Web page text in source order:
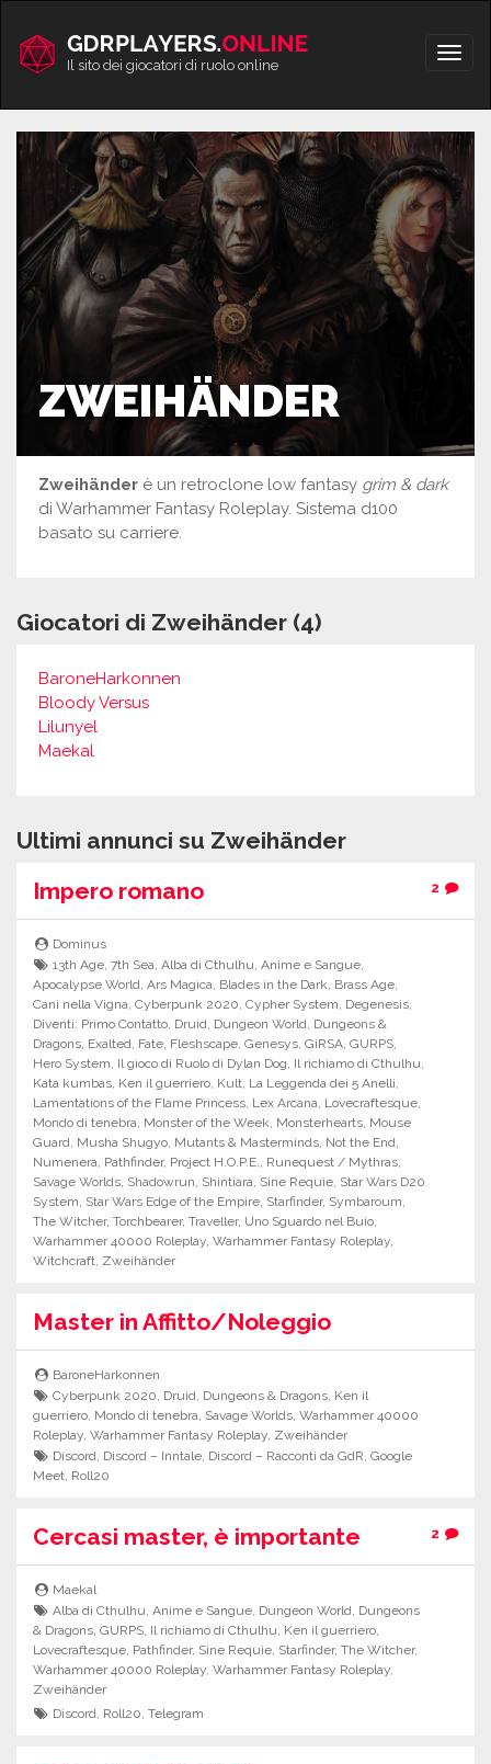
contenuto
Apri/
Il sito dei giocatori di ruolo online
ZWEIHÄNDER
Zweihänder è un retroclone low fantasy grim & dark
di Warhammer Fantasy Roleplay. Sistema d100
basato su carriere.
Giocatori di Zweihänder (4)
BaroneHarkonnen
Bloody Versus
Lilunyel
Maekal
Ultimi annunci su Zweihänder
Impero romano
2
Dominus
13th Age,7th Sea,Alba di Cthulhu,Anime e Sangue,
Apocalypse World, Ars Magica, Blades in the Dark, Brass Age,
Cani nella Vigna, Cyberpunk 2020, Cypher System, Degenesis,
Diventi: Primo Contatto, Druid, Dungeon World, Dungeons &
Dragons, Exalted, Fate, Fleshscape, Genesys, GiRSA, GURPS,
Hero System, Il gioco di Ruolo di Dylan Dog, Il richiamo di Cthulhu,
Kata kumbas, Ken il guerriero, Kult, La Leggenda dei 5 Anelli,
Lamentations of the Flame Princess, Lex Arcana, Lovecraftesque,
Mondo di tenebra, Monster of the Week, Monsterhearts, Mouse
Guard, Musha Shugyo, Mutants & Masterminds, Not the End,
Numenera, Pathfinder, Project H.O.P.E., Runequest / Mythras,
Savage Worlds, Shadowrun, Shintiara, Sine Requie, Star Wars D20
System, Star Wars Edge of the Empire, Starfinder, Symbaroum,
The Witcher, Torchbearer, Traveller, Uno Sguardo nel Buio,
Warhammer 40000 Roleplay, Warhammer Fantasy Roleplay,
Witchcraft, Zweihänder
Master in Affitto/Noleggio
BaroneHarkonnen
Cyberpunk 2020, Druid, Dungeons & Dragons, Ken il
guerriero, Mondo di tenebra, Savage Worlds, Warhammer 40000
Roleplay, Warhammer Fantasy Roleplay, Zweihänder
Discord, Discord – Inntale, Discord – Racconti da GdR,Google
Meet, Roll20
Cercasi master, è importante 2
Maekal
Alba di Cthulhu,Anime e Sangue, Dungeon World, Dungeons
& Dragons, GURPS, Il richiamo di Cthulhu, Ken il guerriero,
Lovecraftesque, Pathfinder, Sine Requie, Starfinder, The Witcher,
Warhammer 40000 Roleplay, Warhammer Fantasy Roleplay,
Zweihänder
Discord, Roll20,Telegram